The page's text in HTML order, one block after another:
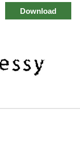
Download